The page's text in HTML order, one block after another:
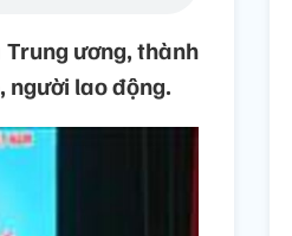
ương, thành
người lao động.